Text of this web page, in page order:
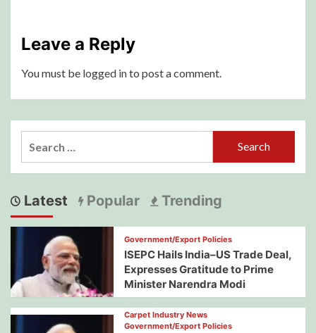
Leave a Reply
You must be logged into post a comment.
Latest Popular Trending
Government/Export Policies
ISEPC Hails India–US Trade Deal,
Expresses Gratitude to Prime
Minister Narendra Modi
Carpet Industry News
Government/Export Policies